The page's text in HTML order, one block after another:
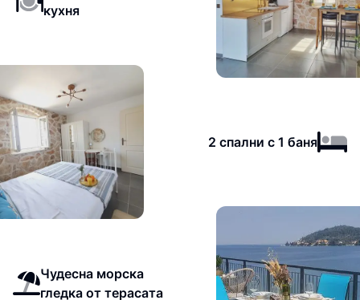
кухня
2 спални с 1 баня
Чудесна морска
гледка от терасата